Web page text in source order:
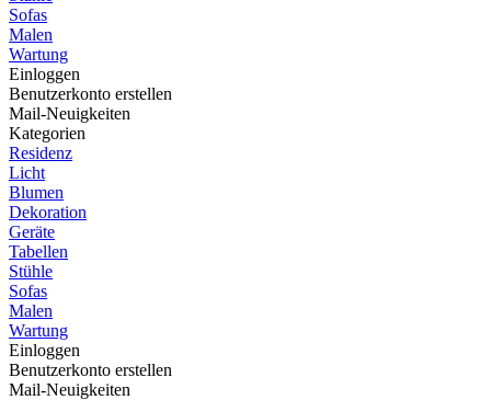
Sofas
Malen
Wartung
Einloggen
Benutzerkonto erstellen
Mail-Neuigkeiten
Kategorien
Residenz
Licht
Blumen
Dekoration
Geräte
Tabellen
Stühle
Sofas
Malen
Wartung
Einloggen
Benutzerkonto erstellen
Mail-Neuigkeiten